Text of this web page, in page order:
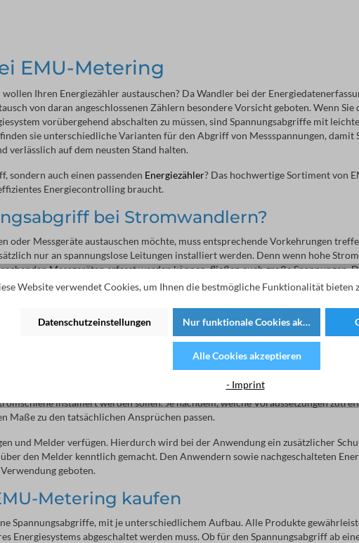
EMU-Metering
Ihren Energiezähler austauschen? Da Wandler bei der
von daran angeschlossenen Zählern besondere Vorsicht geboten. Wenn Sie
vorübergehend abschalten zu müssen, sind Spannungsabgriffe mit
sie unterschiedliche Varianten für den Abgriff von Messspannungen, damit
verlässlich auf dem neusten Stand halten.
sondern auch einen passenden Energiezähler? Das hochwertige Sortiment von
Energiecontrolling braucht.
bei Stromwandlern?
oder Messgeräte austauschen möchte, muss entsprechende Vorkehrungen
nur an spannungslose Leitungen installiert werden. Denn wenn hohe
Messgeräten erfasst werden können, fließen auch große Spannungen.
sowie nachgeschaltete Messgeräte beim Wiederanschließen zerstören.
und die komplette Abschaltung des Energiesystems zu umgehen, kann
werden. Nachdem die Installation an den Sekundärklemmen erfolgreich
werden.
gibt es?
bei der Installation eines Spannungsabgriffs entstehen.
installiert werden sollen. Je nachdem, welche Voraussetzungen
Maße zu den tatsächlichen Ansprüchen passen.
und Melder verfügen. Hierdurch wird bei der Anwendung ein zusätzlicher
den Melder kenntlich gemacht. Den Anwendern sowie nachgeschalteten
geboten.
Metering kaufen
Spannungsabgriffe, mit je unterschiedlichem Aufbau. Alle Produkte
Energiesystems abgeschaltet werden muss. Ob für den Spannungsabgriff ab
Website verwendet Cookies, um Ihnen die bestmögliche Funktionalität bieten
Datenschutzeinstellungen Nur funktionale Cookies akzeptieren
Alle Cookies akzeptieren
- Imprint